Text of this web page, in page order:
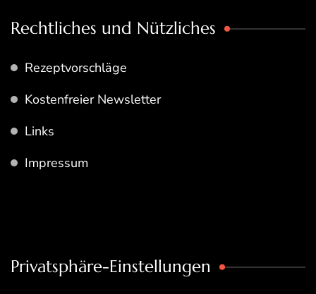
Rechtliches und Nützliches
Rezeptvorschläge
Kostenfreier Newsletter
Links
Impressum
Privatsphäre-Einstellungen